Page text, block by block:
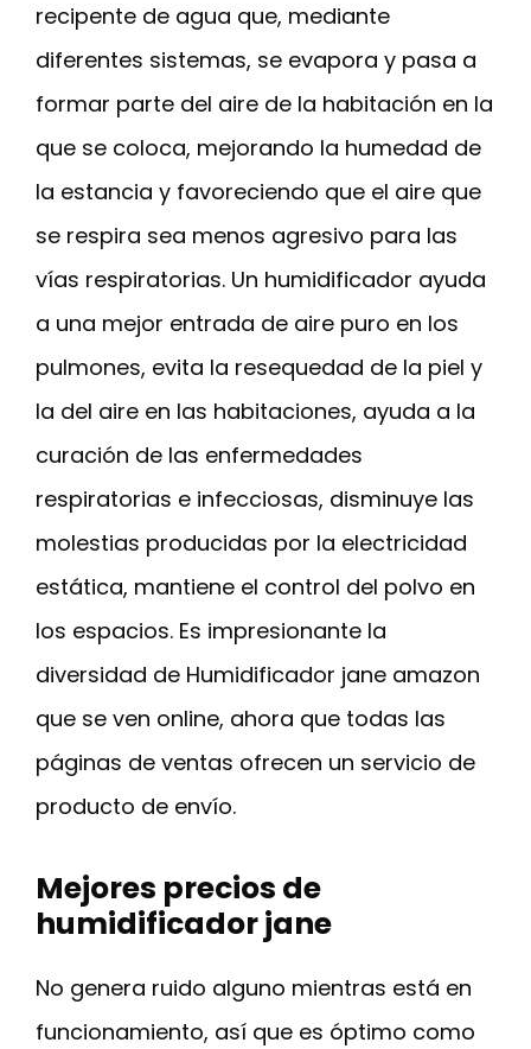
recipente de agua que, mediante
diferentes sistemas, se evapora y pasa a
formar parte del aire de la habitación en la
que se coloca, mejorando la humedad de
la estancia y favoreciendo que el aire que
se respira sea menos agresivo para las
vías respiratorias. Un humidificador ayuda
a una mejor entrada de aire puro en los
pulmones, evita la resequedad de la piel y
la del aire en las habitaciones, ayuda a la
curación de las enfermedades
respiratorias e infecciosas, disminuye las
molestias producidas por la electricidad
estática, mantiene el control del polvo en
los espacios. Es impresionante la
diversidad de Humidificador jane amazon
que se ven online, ahora que todas las
páginas de ventas ofrecen un servicio de
producto de envío.
Mejores precios de
humidificador jane
No genera ruido alguno mientras está en
funcionamiento, así que es óptimo como